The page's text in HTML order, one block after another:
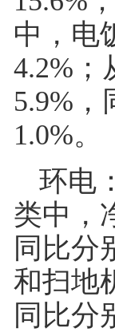
中，电
4.2%；
5.9%，
1.0%。
环电
类中，
同比分
和扫地
同比分